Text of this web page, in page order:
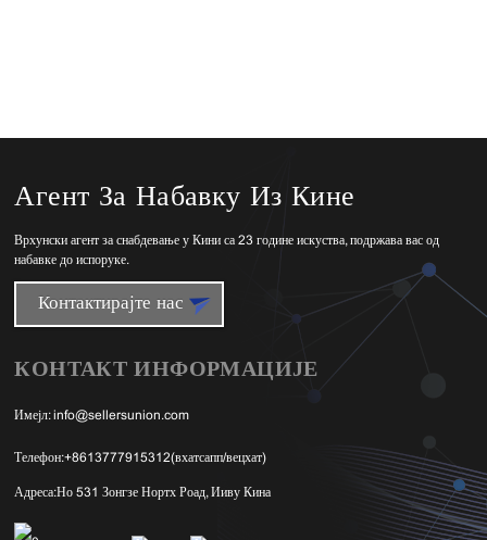
Агент За Набавку Из Кине
Врхунски агент за снабдевање у Кини са 23 године искуства, подржава вас од
набавке до испоруке.
Контактирајте нас
КОНТАКТ ИНФОРМАЦИЈЕ
Имејл: info@sellersunion.com
Телефон:+8613777915312(вхатсапп/вецхат)
Адреса:Но 531 Зонгзе Нортх Роад, Ииву Кина